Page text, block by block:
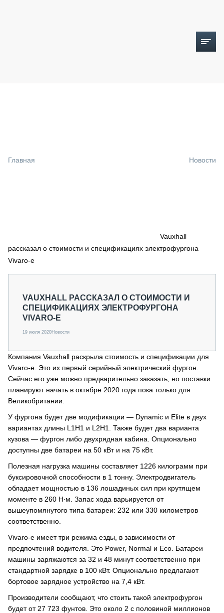
СПЕЦПРОЕКТЫ
МЕРОПРИЯТИЯ
СТАТЬИ ПО КАТЕГОРИЯМ ТЕХНИКИ
Главная Новости
Vauxhall
рассказал о стоимости и спецификациях электрофургона
Vivaro-e
VAUXHALL РАССКАЗАЛ О СТОИМОСТИ И
СПЕЦИФИКАЦИЯХ ЭЛЕКТРОФУРГОНА
VIVARO-E
19 июля 2020Новости
Компания Vauxhall раскрыла стоимость и спецификации для
Vivaro-e. Это их первый серийный электрический фургон.
Сейчас его уже можно предварительно заказать, но поставки
планируют начать в октябре 2020 года пока только для
Великобритании.
У фургона будет две модификации — Dynamic и Elite в двух
вариантах длины L1H1 и L2H1. Также будет два варианта
кузова — фургон либо двухрядная кабина. Опционально
доступны две батареи на 50 кВт и на 75 кВт.
Полезная нагрузка машины составляет 1226 килограмм при
буксировочной способности в 1 тонну. Электродвигатель
обладает мощностью в 136 лошадиных сил при крутящем
моменте в 260 Н∙м. Запас хода варьируется от
вышеупомянутого типа батареи: 232 или 330 километров
соответственно.
Vivaro-e имеет три режима езды, в зависимости от
предпочтений водителя. Это Power, Normal и Eco. Батареи
машины заряжаются за 32 и 48 минут соответственно при
стандартной зарядке в 100 кВт. Опционально предлагают
бортовое зарядное устройство на 7,4 кВт.
Производители сообщают, что стоить такой электрофургон
будет от 27 723 фунтов. Это около 2 с половиной миллионов